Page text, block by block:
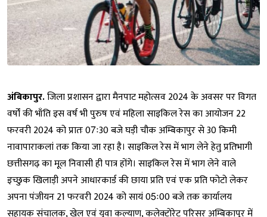
अंबिकापुर.जिला प्रशासन द्वारा मैनपाट महोत्सव 2024 के अवसर पर विगत
वर्षों की भाँति इस वर्ष भी पुरुष एवं महिला साइकिल रेस का आयोजन 22
फरवरी 2024 को प्रातः 07ः30 बजे घड़ी चौक अम्बिकापुर से 30 किमी
नावापाराकलां तक किया जा रहा है। साइकिल रेस में भाग लेने हेतु प्रतिभागी
छत्तीसगढ़ का मूल निवासी ही पात्र होंगे। साइकिल रेस में भाग लेने वाले
इच्छुक खिलाड़ी अपने आधारकार्ड की छाया प्रति एवं एक प्रति फोटो लेकर
अपना पंजीयन 21 फरवरी 2024 को सायं 05ः00 बजे तक कार्यालय